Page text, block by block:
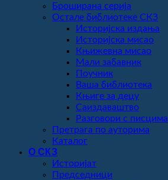
Броширана серија
Остале библиотеке СКЗ
Историјска издања
Историјска мисао
Књижевна мисао
Мали забавник
Поучник
Ваша библиотека
Књиге за децу
Саиздаваштво
Разговори с писцима
Претрага по ауторима
Каталог
О СКЗ
Историјат
Председници